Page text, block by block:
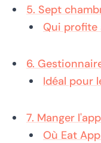
5. Sept
Qui profite
6.
Idéal pour
7. Manger
Où Eat